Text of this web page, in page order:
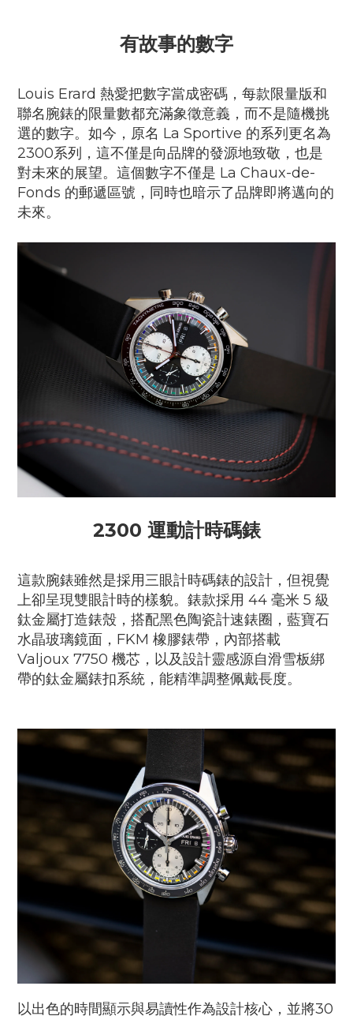
有故事的數字
Louis Erard 熱愛把數字當成密碼，每款限量版和
聯名腕錶的限量數都充滿象徵意義，而不是隨機挑
選的數字。如今，原名 La Sportive 的系列更名為
2300系列，這不僅是向品牌的發源地致敬，也是
對未來的展望。這個數字不僅是 La Chaux-de-
Fonds 的郵遞區號，同時也暗示了品牌即將邁向的
未來。
2300 運動計時碼錶
這款腕錶雖然是採用三眼計時碼錶的設計，但視覺
上卻呈現雙眼計時的樣貌。錶款採用 44 毫米 5 級
鈦金屬打造錶殼，搭配黑色陶瓷計速錶圈，藍寶石
水晶玻璃鏡面，FKM 橡膠錶帶，內部搭載
Valjoux 7750 機芯，以及設計靈感源自滑雪板綁
帶的鈦金屬錶扣系統，能精準調整佩戴長度。
以出色的時間顯示與易讀性作為設計核心，並將30